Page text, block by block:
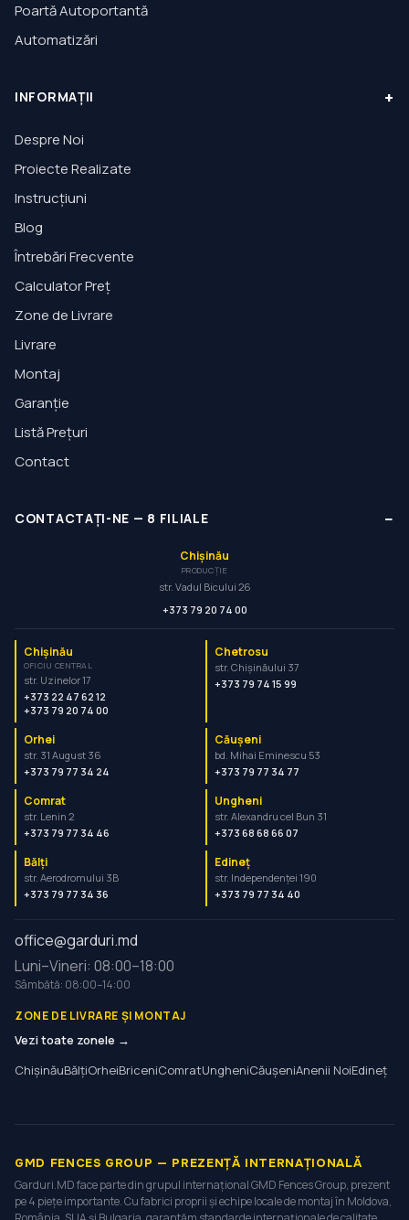
Poartă Autoportantă
Automatizări
INFORMAȚII +
Despre Noi
Proiecte Realizate
Instrucțiuni
Blog
Întrebări Frecvente
Calculator Preț
Zone de Livrare
Livrare
Montaj
Garanție
Listă Prețuri
Contact
CONTACTAȚI-NE — 8 FILIALE −
Chișinău
PRODUCȚIE
str. Vadul Bicului 26
+373 79 20 74 00
Chișinău
OFICIU CENTRAL
str. Uzinelor 17
+373 22 47 62 12
+373 79 20 74 00
Chetrosu
str. Chișinăului 37
+373 79 74 15 99
Orhei
str. 31 August 36
+373 79 77 34 24
Căușeni
bd. Mihai Eminescu 53
+373 79 77 34 77
Comrat
str. Lenin 2
+373 79 77 34 46
Ungheni
str. Alexandru cel Bun 31
+373 68 68 66 07
Bălți
str. Aerodromului 3B
+373 79 77 34 36
Edineț
str. Independenței 190
+373 79 77 34 40
office@garduri.md
Luni–Vineri: 08:00–18:00
Sâmbătă: 08:00–14:00
ZONE DE LIVRARE ȘI MONTAJ
Vezi toate zonele →
ChișinăuBălțiOrheiBriceniComratUngheniCăușeniAnenii NoiEdineț
GMD FENCES GROUP — PREZENȚĂ INTERNAȚIONALĂ
Garduri.MD face parte din grupul internațional GMD Fences Group, prezent
pe 4 piețe importante. Cu fabrici proprii și echipe locale de montaj în Moldova,